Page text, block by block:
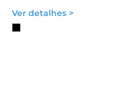
Ver detalhes >